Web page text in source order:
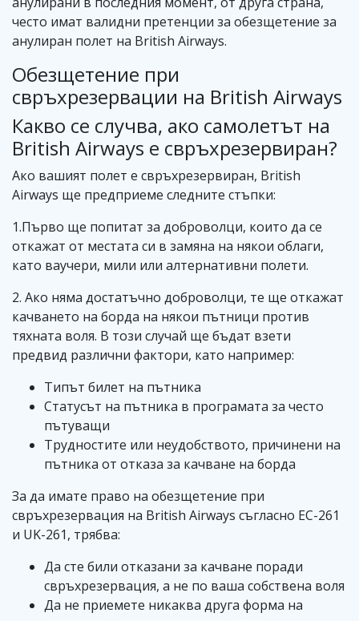
често имат валидни претенции за обезщетение за
анулиран полет на British Airways.
Обезщетение при
свръхрезервации на British Airways
Какво се случва, ако самолетът на
British Airways е свръхрезервиран?
Ако вашият полет е свръхрезервиран, British
Airways ще предприеме следните стъпки:
1.Първо ще попитат за доброволци, които да се
откажат от местата си в замяна на някои облаги,
като ваучери, мили или алтернативни полети.
2. Ако няма достатъчно доброволци, те ще откажат
качването на борда на някои пътници против
тяхната воля. В този случай ще бъдат взети
предвид различни фактори, като например:
Типът билет на пътника
Статусът на пътника в програмата за често
пътуващи
Трудностите или неудобството, причинени на
пътника от отказа за качване на борда
За да имате право на обезщетение при
свръхрезервация на British Airways съгласно ЕС-261
и UK-261, трябва:
Да сте били отказани за качване поради
свръхрезервация, а не по ваша собствена воля
Да не приемете никаква друга форма на